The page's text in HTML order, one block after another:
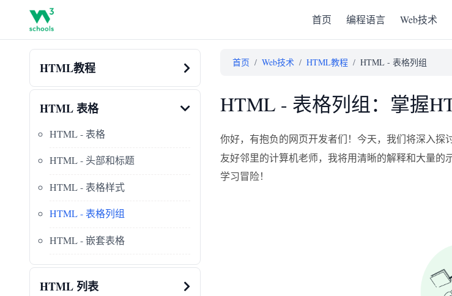
首页 编程语言 Web技术
HTML教程
HTML 表格
HTML - 表格
HTML - 头部和标题
HTML - 表格样式
HTML - 表格列组
HTML - 嵌套表格
HTML 列表
首页 / Web技术 / HTML教程 / HTML - 表格列组
HTML - 表格列组：掌握
你好，有抱负的网页开发者们！今天，我们将深入探
友好邻里的计算机老师，我将用清晰的解释和大量
学习冒险！